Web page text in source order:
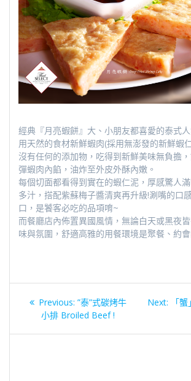
經典『月亮蝦餅』大、小朋友都喜愛的泰式
用天然的食材新鮮蝦肉(採用無澎發的新鮮蝦
沒有任何的添加物，吃得到新鮮美味無負擔
彈蝦肉內餡，油炸至外皮外酥內嫩。
每個切面都看得到實在的蝦仁泥，厚感驚人
多汁，搭配紫蘇梅子醬清爽再升級!涮嘴的口
口，是饕客必吃的品項唷~
而餐廳店內佈置異國風情，無論白天或黑夜
味與氛圍，舒適高雅的用餐環境是聚餐、約會
文
Previous: Previous
post:
”泰”式碳烤牛
小排 Broiled Beef !
Next:
Next
「